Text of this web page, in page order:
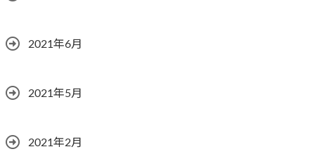
2021年6月
2021年5月
2021年2月